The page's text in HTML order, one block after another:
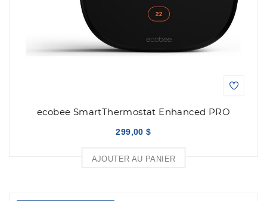
ecobee SmartThermostat Enhanced PRO
299,00 $
AJOUTER AU PANIER